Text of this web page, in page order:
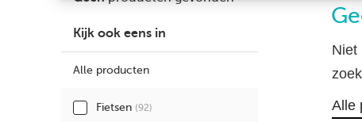
Kijk ook eens in
Alle producten
Fietsen (92)
Niet
Alle